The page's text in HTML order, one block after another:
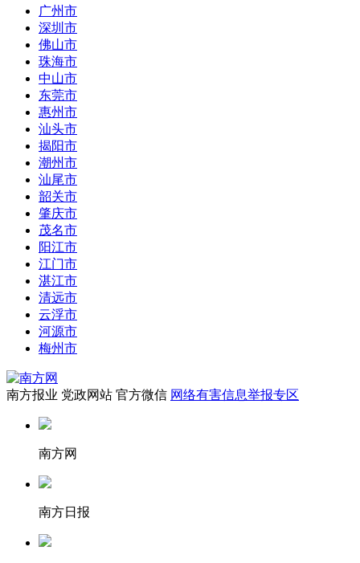
广州市
深圳市
佛山市
珠海市
中山市
东莞市
惠州市
汕头市
揭阳市
潮州市
汕尾市
韶关市
肇庆市
茂名市
阳江市
江门市
湛江市
清远市
云浮市
河源市
梅州市
南方报业 党政网站 官方微信 网络有害信息举报专区
南方网
南方日报